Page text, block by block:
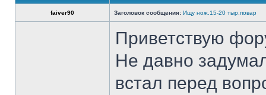
faiver90 Заголовок сообщения: Ищу нож.15-20 тыр.повар
Приветствую
Не давно
встал перед